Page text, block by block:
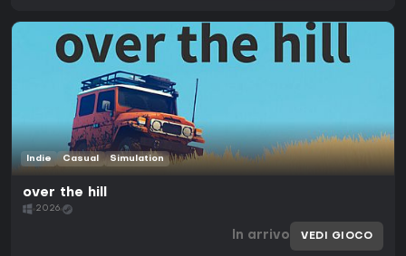
Indie Casual Simulation
over the hill
2026
In arrivo VEDI GIOCO